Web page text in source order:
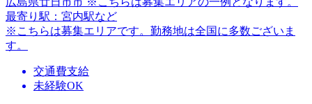
最寄り駅：宮内駅など
※こちらは募集エリアです。勤務地は全国に多数ございま
す。
交通費支給
未経験OK